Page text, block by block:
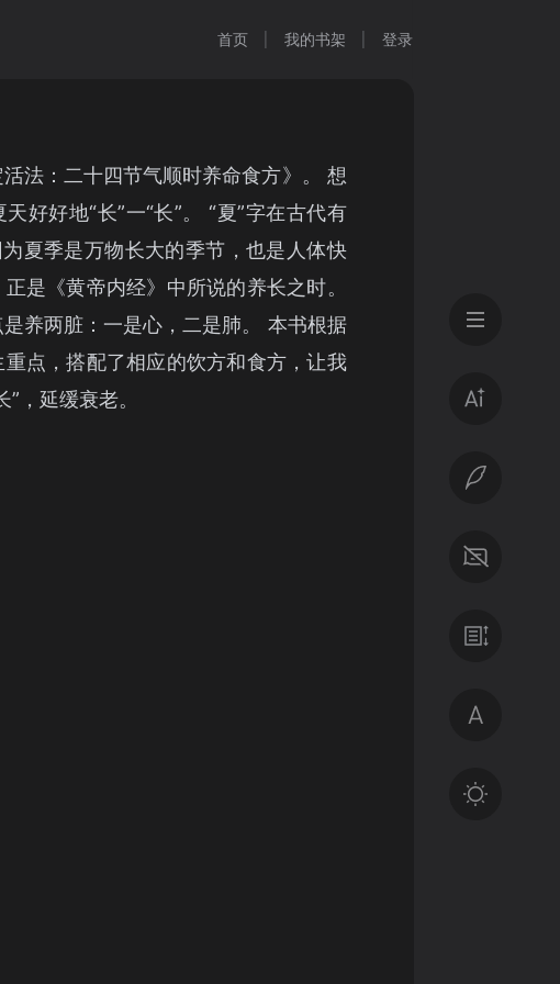
首页 我的书架 登录
法：二十四节气顺时养命食方》。 想
好好地“长”一“长”。 “夏”字在古代有
为夏季是万物长大的季节，也是人体快
是《黄帝内经》中所说的养长之时。
养两脏：一是心，二是肺。 本书根据
点，搭配了相应的饮方和食方，让我
，延缓衰老。